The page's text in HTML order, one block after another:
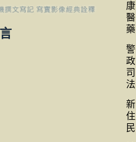
康
醫
藥
警
政
司
法
新
住
民